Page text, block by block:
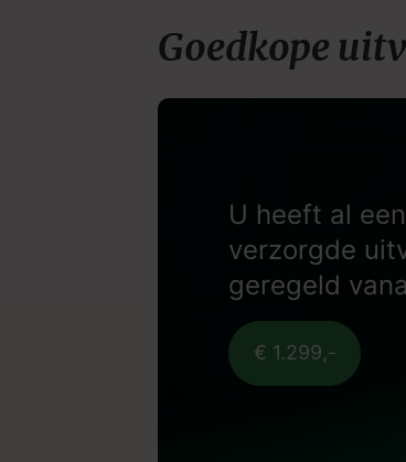
Goedkope
U heeft al
verzorgde
geregeld
€ 1.299,-